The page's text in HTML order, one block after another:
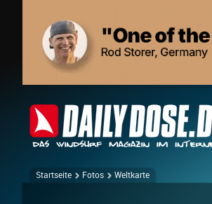
Startseite Fotos Weltkarte